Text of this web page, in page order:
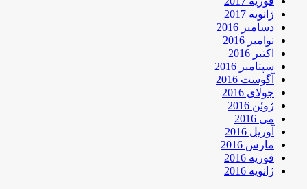
ژانویه 2017
دسامبر 2016
نوامبر 2016
اکتبر 2016
سپتامبر 2016
آگوست 2016
جولای 2016
ژوئن 2016
می 2016
آوریل 2016
مارس 2016
فوریه 2016
ژانویه 2016